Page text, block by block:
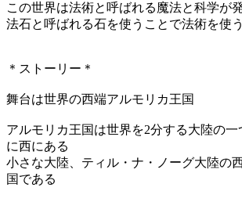
この世界は法術と呼ばれる魔法と科学が
法石と呼ばれる石を使うことで法術を使
＊ストーリー＊
舞台は世界の西端アルモリカ王国
アルモリカ王国は世界を2分する大陸の一
に西にある
小さな大陸、ティル・ナ・ノーグ大陸の
国である